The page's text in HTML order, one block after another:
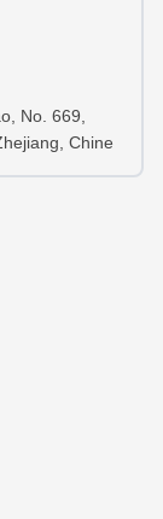
No. 669,
Chine